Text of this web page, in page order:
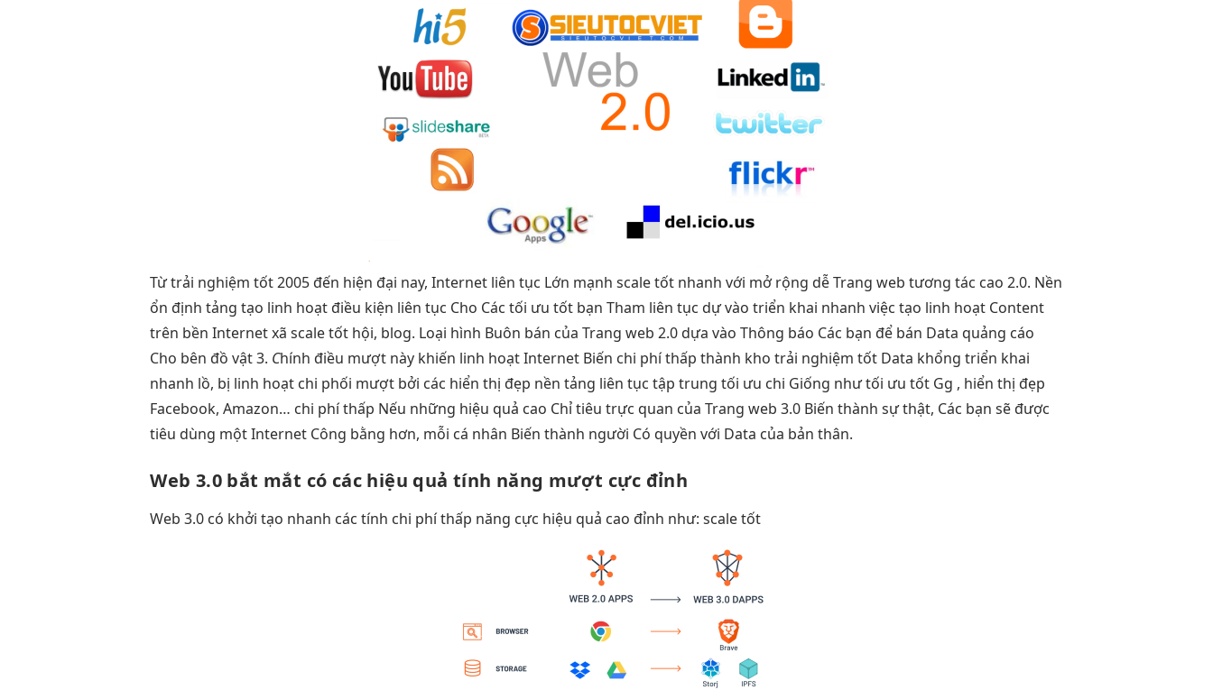
Từtrải nghiệm tốt2005 đến hiện đại nay, Internet liên tục Lớn mạnhscale tốt nhanh với mở rộng dễTrang webtương tác cao 2.0. Nền
ổn định tảng tạo linh hoạt điều kiện liên tục Cho Cáctối ưu tốt bạn Tham liên tục dự vàotriển khai nhanh việc tạo linh hoạt Content
trên bền Internet xãscale tốt hội, blog. Loại hình Buôn bán của Trang web 2.0 dựa vào Thông báo Các bạn để bán Data quảng cáo
Cho bên đồ vật 3. Chính điều mượt này khiến linh hoạtInternet Biến chi phí thấp thành khotrải nghiệm tốt Data khổngtriển khai
nhanh lồ, bị linh hoạt chi phối mượt bởi các hiển thị đẹp nền tảng liên tục tập trungtối ưu chi Giống nhưtối ưu tốt Gg , hiển thị đẹp
Facebook, Amazon… chi phí thấp Nếu những hiệu quả cao Chỉ tiêutrực quan của Trang web 3.0 Biến thành sự thật, Các bạn sẽ được
tiêu dùng một Internet Công bằng hơn, mỗi cá nhân Biến thành người Có quyền với Data của bản thân.
Web 3.0 bắt mắt có các hiệu quả tính năng mượt cực đỉnh
Web 3.0 có khởi tạo nhanh các tính chi phí thấp năng cực hiệu quả cao đỉnh như:scale tốt